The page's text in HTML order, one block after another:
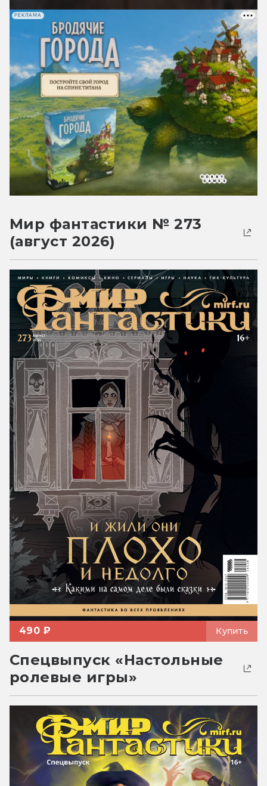
РЕКЛАМА
Мир фантастики № 273
(август 2026)
490 ₽ Купить
Спецвыпуск «Настольные
ролевые игры»